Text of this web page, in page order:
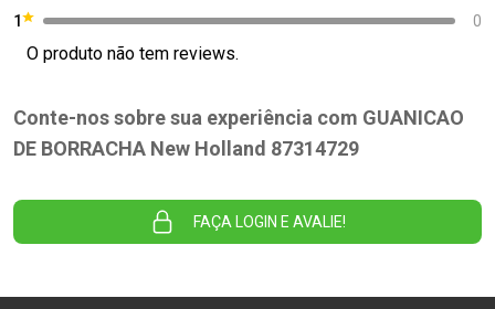
1
0
O produto não tem reviews.
Conte-nos sobre sua experiência com GUANICAO
DE BORRACHA New Holland 87314729
FAÇA LOGIN E AVALIE!